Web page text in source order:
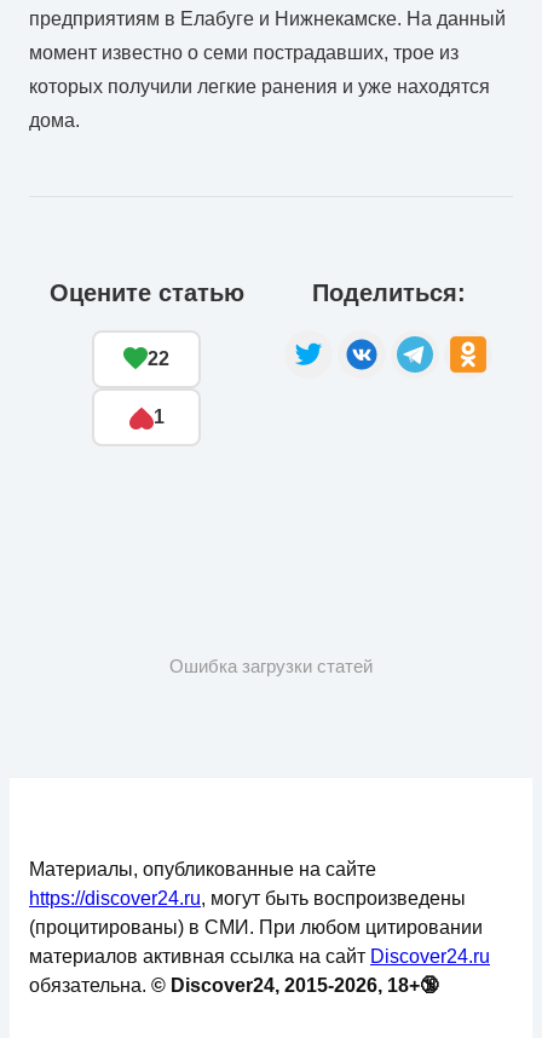
предприятиям в Елабуге и Нижнекамске. На данный
момент известно о семи пострадавших, трое из
которых получили легкие ранения и уже находятся
дома.
Оцените статью
22
1
Поделиться:
Ошибка загрузки статей
Материалы, опубликованные на сайте
https://discover24.ru, могут быть воспроизведены
(процитированы) в СМИ. При любом цитировании
материалов активная ссылка на сайт Discover24.ru
обязательна. © Discover24, 2015-2026, 18+🔞